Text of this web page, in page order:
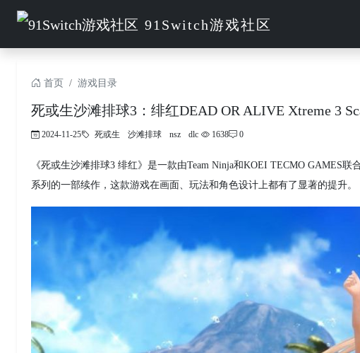
91Switch游戏社区
首页 游戏目录
死或生沙滩排球3：绯红DEAD OR ALIVE Xtreme 3
2024-11-25 死或生 沙滩排球 nsz dlc 1638 0
《死或生沙滩排球3 绯红》是一款由Team Ninja和KOEI TECMO GAMES
系列的一部续作，这款游戏在画面、玩法和角色设计上都有了显著的提升。